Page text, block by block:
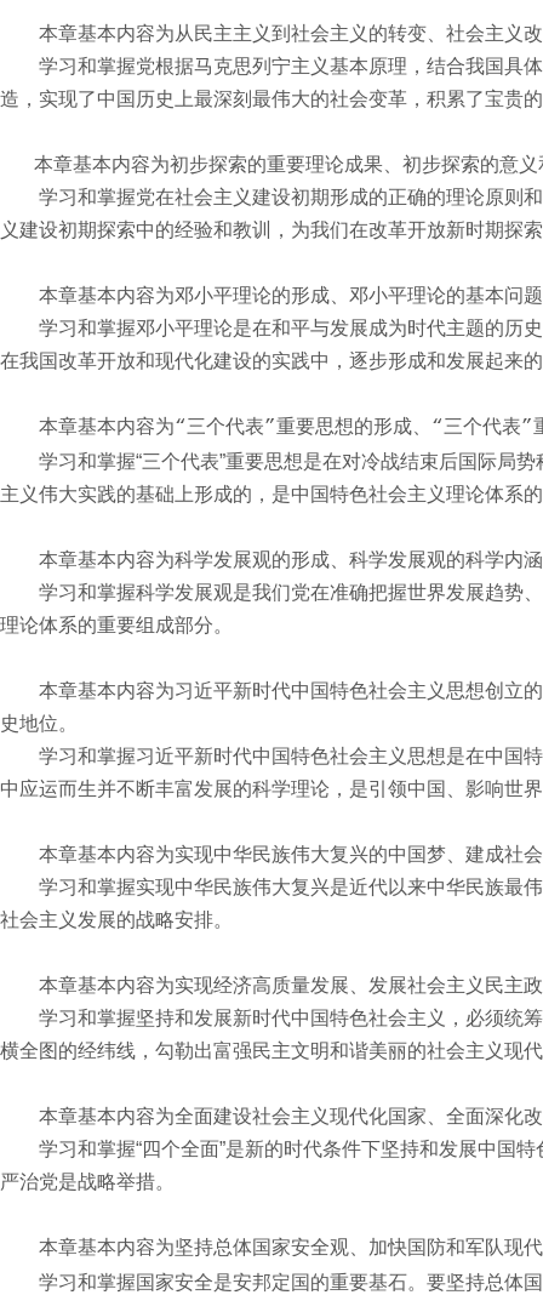
本章基本内容为从民主主义到社会主义的转变、社会主义
学习和掌握党根据马克思列宁主义基本原理，结合我国具
造，实现了中国历史上最深刻最伟大的社会变革，积累了宝贵
本章基本内容为初步探索的重要理论成果、初步探索的意
学习和掌握党在社会主义建设初期形成的正确的理论原则
义建设初期探索中的经验和教训，为我们在改革开放新时期探
本章基本内容为邓小平理论的形成、邓小平理论的基本问
学习和掌握邓小平理论是在和平与发展成为时代主题的历
在我国改革开放和现代化建设的实践中，逐步形成和发展起来
本章基本内容为“三个代表”重要思想的形成、 “三个代表”
学习和掌握“三个代表”重要思想是在对冷战结束后国际局
主义伟大实践的基础上形成的，是中国特色社会主义理论体系
本章基本内容为科学发展观的形成、科学发展观的科学内
学习和掌握科学发展观是我们党在准确把握世界发展趋势
理论体系的重要组成部分。
本章基本内容为习近平新时代中国特色社会主义思想创立
史地位。
学习和掌握习近平新时代中国特色社会主义思想是在中国
中应运而生并不断丰富发展的科学理论，是引领中国、影响世
本章基本内容为实现中华民族伟大复兴的中国梦、建成社
学习和掌握实现中华民族伟大复兴是近代以来中华民族最
社会主义发展的战略安排。
本章基本内容为实现经济高质量发展、发展社会主义民主
学习和掌握坚持和发展新时代中国特色社会主义，必须统
横全图的经纬线，勾勒出富强民主文明和谐美丽的社会主义现
本章基本内容为全面建设社会主义现代化国家、全面深化
学习和掌握“四个全面”是新的时代条件下坚持和发展中国
严治党是战略举措。
本章基本内容为坚持总体国家安全观、加快国防和军队现
学习和掌握国家安全是安邦定国的重要基石。要坚持总体